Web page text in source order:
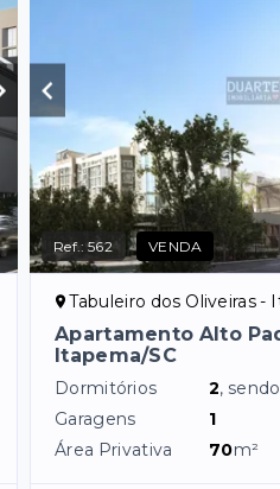
Ref.:562 VENDA
Tabuleiro dos Oliveiras -
Apartamento Alto
Itapema/SC
Dormitórios 2, sendo
Garagens
1
Área Privativa
70m²